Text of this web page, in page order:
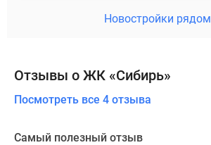
Новостройки рядом
Отзывы о ЖК «Сибирь»
Посмотреть все 4 отзыва
Самый полезный отзыв